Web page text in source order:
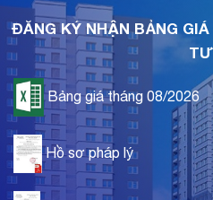
ĐĂNG KÝ NHẬN BẢNG
TƯ
Bảng giá tháng 08/2026
Hồ sơ pháp lý